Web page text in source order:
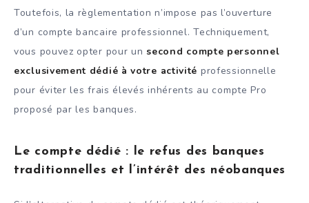
Toutefois, la règlementation n’impose pas l’ouverture
d’un compte bancaire professionnel. Techniquement,
vous pouvez opter pour unsecond compte personnel
exclusivement dédié à votre activité professionnelle
pour éviter les frais élevés inhérents au compte Pro
proposé par les banques.
Le compte dédié : le refus des banques
traditionnelles et l’intérêt des néobanques